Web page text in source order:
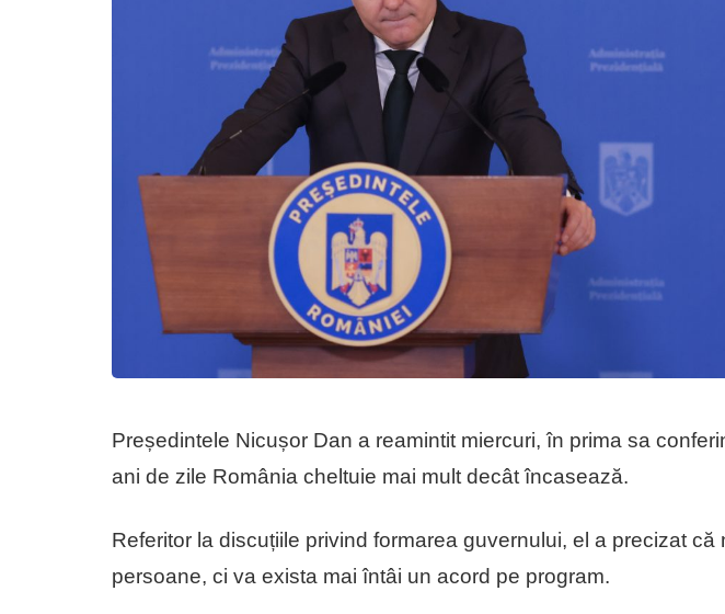
Președintele Nicușor Dan a reamintit miercuri, în prima sa
ani de zile România cheltuie mai mult decât încasează.
Referitor la discuțiile privind formarea guvernului, el a precizat că
persoane, ci va exista mai întâi un acord pe program.